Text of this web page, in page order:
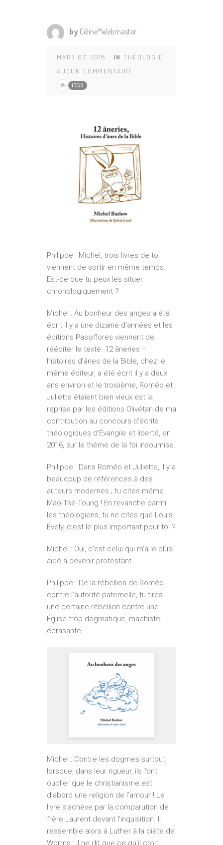
by Céline*Webmaster
MARS 07, 2018 IN THÉOLOGIE
AUCUN COMMENTAIRE
1759
Philippe : Michel, trois livres de toi
viennent de sortir en même temps.
Est-ce que tu peux les situer
chronologiquement ?
Michel : Au bonheur des anges a été
écrit il y a une dizaine d’années et les
éditions Passiflores viennent de
rééditer le texte. 12 âneries –
histoires d’ânes de la Bible, chez le
même éditeur, a été écrit il y a deux
ans environ et le troisième, Roméo et
Juliette étaient bien vieux est la
reprise par les éditions Olivétan de ma
contribution au concours d’écrits
théologiques d’Évangile et liberté, en
2016, sur le thème de la foi insoumise.
Philippe : Dans Roméo et Juliette, il y a
beaucoup de références à des
auteurs modernes ; tu cites même
Mao-Tsé-Toung ! En revanche parmi
les théologiens, tu ne cites que Louis
Évely, c’est le plus important pour toi ?
Michel : Oui, c’est celui qui m’a le plus
aidé à devenir protestant
Philippe : De la rébellion de Roméo
contre l’autorité paternelle, tu tires
une certaine rébellion contre une
Église trop dogmatique, machiste,
écrasante…
Michel : Contre les dogmes surtout,
lorsque, dans leur rigueur, ils font
oublier que le christianisme est
d’abord une religion de l’amour ! Le
livre s’achève par la comparution de
frère Laurent devant l’inquisition. Il
ressemble alors à Luther à la diète de
Worms : il ne dit que ce qu’il croit